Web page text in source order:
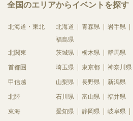
全国のエリアからイベントを探す
北海道・東北 北海道 青森県 岩手県
福島県
北関東
茨城県 栃木県 群馬県
首都圏 埼玉県 東京都 神奈川県
甲信越 山梨県 長野県 新潟県
北陸 石川県 富山県 福井県
東海 愛知県 静岡県 岐阜県